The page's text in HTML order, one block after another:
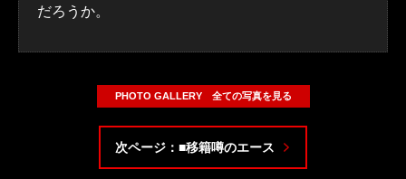
だろうか。
PHOTO GALLERY 全ての写真を見る
次ページ：■移籍噂のエース